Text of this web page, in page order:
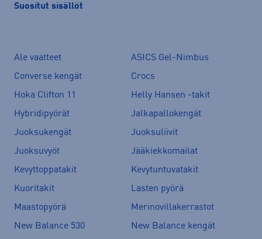
Suositut sisällöt
Ale vaatteet
ASICS Gel-Nimbus
Converse kengät
Crocs
Hoka Clifton 11
Helly Hansen -takit
Hybridipyörät
Jalkapallokengät
Juoksukengät
Juoksuliivit
Juoksuvyöt
Jääkiekkomailat
Kevyttoppatakit
Kevytuntuvatakit
Kuoritakit
Lasten pyörä
Maastopyörä
Merinovillakerrastot
New Balance 530
New Balance kengät